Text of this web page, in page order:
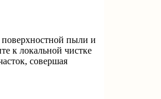
поверхностной пыли и
к локальной чистке
совершая